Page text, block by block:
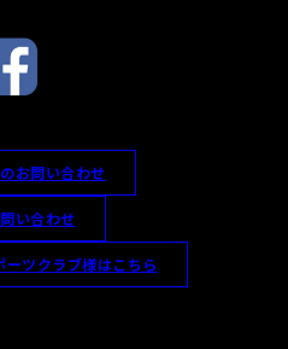
お問い合わせ
い合わせ
ツクラブ様はこちら